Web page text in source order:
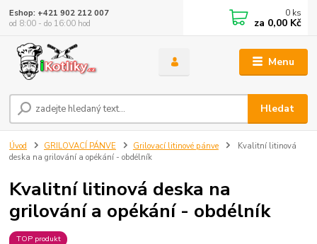
Menu
Hledat
Eshop: +421 902 212 007
od 8:00 - do 16:00 hod
0 ks
za 0,00 Kč
Úvod GRILOVACÍ PÁNVE Grilovací litinové pánve
Kvalitní litinová
deska na grilování a opékání - obdélník
Kvalitní litinová deska na
grilování a opékání - obdélník
TOP produkt